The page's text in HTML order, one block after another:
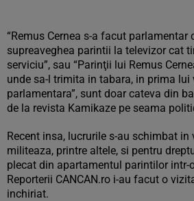
“Remus Cernea s-a facut parlamentar
supreaveghea parintii la televizor cat
serviciu”, sau “Parinţii lui Remus
unde sa-l trimita in tabara, in prima lui
parlamentara”, sunt doar cateva din
de la revista Kamikaze pe seama
Recent insa, lucrurile s-au schimbat in
militeaza, printre altele, si pentru
plecat din apartamentul parintilor intr-
Reporterii CANCAN.ro i-au facut o
inchiriat.